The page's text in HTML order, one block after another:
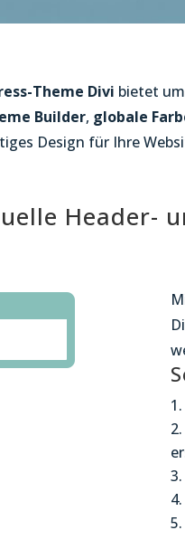
Theme Divi bietet
Builder, globale
Design für Ihre
Header-